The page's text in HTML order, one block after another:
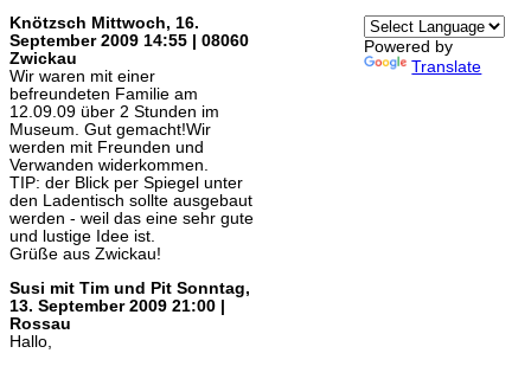
Knötzsch Mittwoch, 16.
September 2009 14:55 | 08060
Zwickau
Wir waren mit einer
befreundeten Familie am
12.09.09 über 2 Stunden im
Museum. Gut gemacht!Wir
werden mit Freunden und
Verwanden widerkommen.
TIP: der Blick per Spiegel unter
den Ladentisch sollte ausgebaut
werden - weil das eine sehr gute
und lustige Idee ist.
Grüße aus Zwickau!
Susi mit Tim und Pit Sonntag,
13. September 2009 21:00 |
Rossau
Hallo,
Powered by
Translate